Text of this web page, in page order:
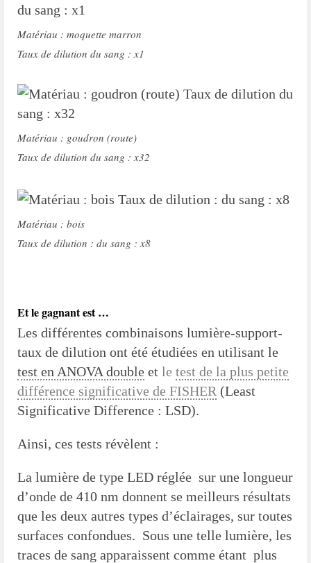
Matériau : moquette marron
Taux de dilution du sang : x1
Matériau : goudron (route)
Taux de dilution du sang : x32
Matériau : bois
Taux de dilution : du sang : x8
Et le gagnant est …
Les différentes combinaisons lumière-support-
taux de dilution ont été étudiées en utilisant le
test en ANOVA double et letest de la plus petite
différence significative de FISHER (Least
Significative Difference : LSD).
Ainsi, ces tests révèlent :
La lumière de type LED réglée sur une longueur
d’onde de 410 nm donnent se meilleurs résultats
que les deux autres types d’éclairages, sur toutes
surfaces confondues. Sous une telle lumière, les
traces de sang apparaissent comme étant plus